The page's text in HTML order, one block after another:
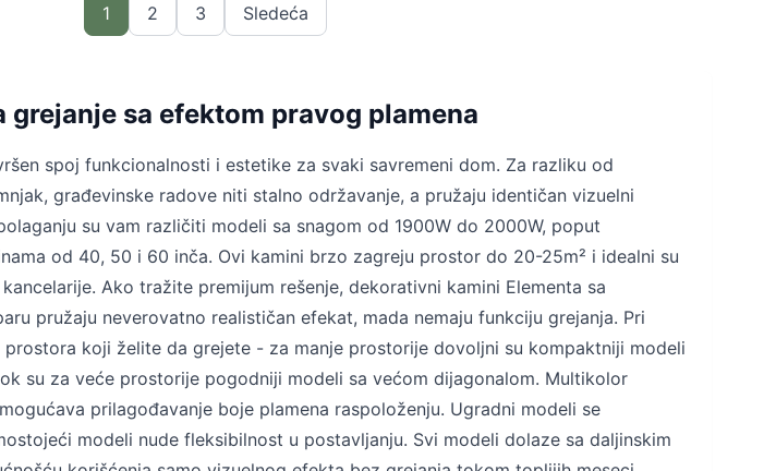
1 2 3 Sledeća
grejanje sa efektom pravog plamena
spoj funkcionalnosti i estetike za svaki savremeni dom. Za razliku od
građevinske radove niti stalno održavanje, a pružaju identičan vizuelni
su vam različiti modeli sa snagom od 1900W do 2000W, poput
od 40, 50 i 60 inča. Ovi kamini brzo zagreju prostor do 20-25m² i idealni su
Ako tražite premijum rešenje, dekorativni kamini Elementa sa
pružaju neverovatno realističan efekat, mada nemaju funkciju grejanja. Pri
koji želite da grejete - za manje prostorije dovoljni su kompaktniji modeli
su za veće prostorije pogodniji modeli sa većom dijagonalom. Multikolor
prilagođavanje boje plamena raspoloženju. Ugradni modeli se
modeli nude fleksibilnost u postavljanju. Svi modeli dolaze sa daljinskim